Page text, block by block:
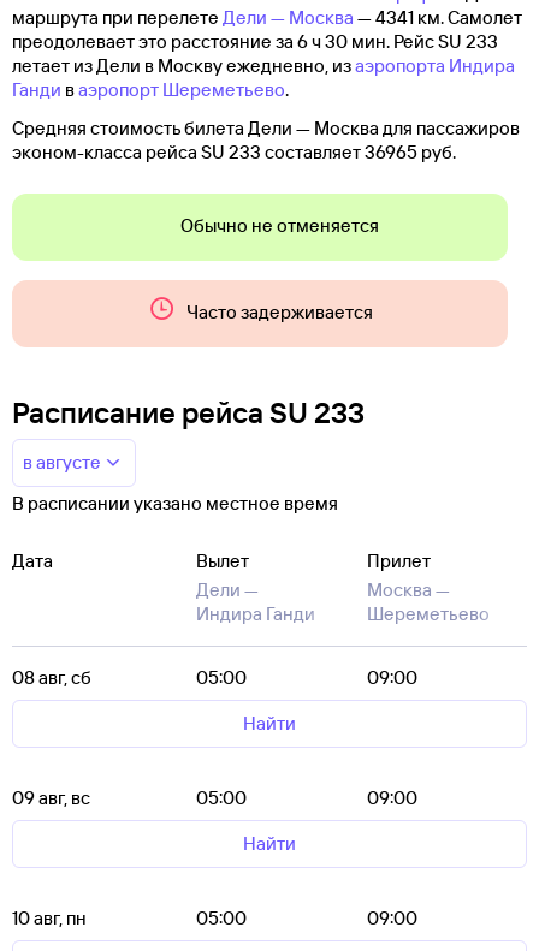
маршрута при перелете Дели — Москва — 4341 км. Самолет
преодолевает это расстояние за 6 ч 30 мин. Рейс SU 233
летает из Дели в Москву ежедневно, изаэропорта Индира
Ганди ваэропорт Шереметьево.
Средняя стоимость билета Дели — Москва для пассажиров
эконом-класса рейса SU 233 составляет 36965 руб.
Обычно не отменяется
Часто задерживается
Расписание рейса SU 233
в августе
В расписании указано местное время
Дата
Вылет
Дели —
Индира Ганди
Прилет
Москва —
Шереметьево
08 авг, сб 05:00
09:00
Найти
09 авг, вс 05:00
09:00
Найти
10 авг, пн 05:00
09:00